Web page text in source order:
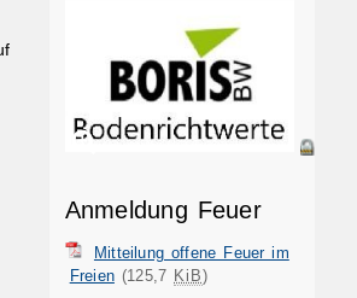
Anmeldung Feuer
Mitteilung offene Feuer im
Freien (125,7 KiB)